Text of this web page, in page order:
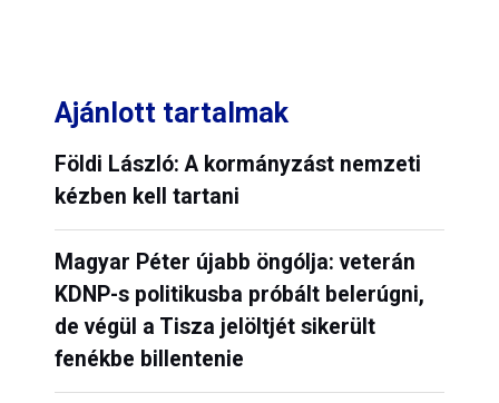
Ajánlott tartalmak
Földi László: A kormányzást nemzeti
kézben kell tartani
Magyar Péter újabb öngólja: veterán
KDNP-s politikusba próbált belerúgni,
de végül a Tisza jelöltjét sikerült
fenékbe billentenie